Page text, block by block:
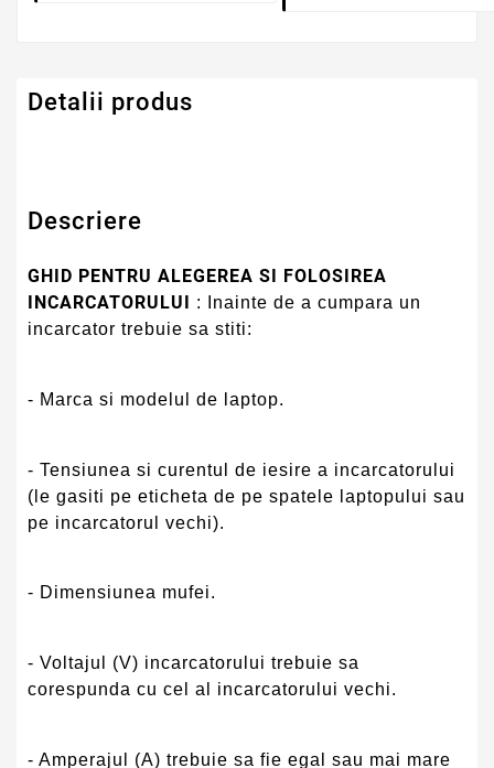
Detalii produs
Descriere
GHID PENTRU ALEGEREA SI FOLOSIREA
INCARCATORULUI
: Inainte de a cumpara un
incarcator trebuie sa stiti:
- Marca si modelul de laptop.
- Tensiunea si curentul de iesire a incarcatorului
(le gasiti pe eticheta de pe spatele laptopului sau
pe incarcatorul vechi).
- Dimensiunea mufei.
- Voltajul (V) incarcatorului trebuie sa
corespunda cu cel al incarcatorului vechi.
- Amperajul (A) trebuie sa fie egal sau mai mare